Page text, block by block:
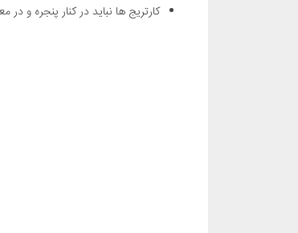
کارتریج ها نباید در کنار پنجره و